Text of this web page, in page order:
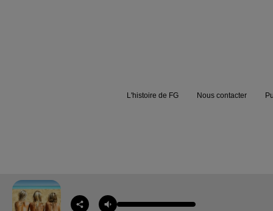
L'histoire de FG Nous contacter